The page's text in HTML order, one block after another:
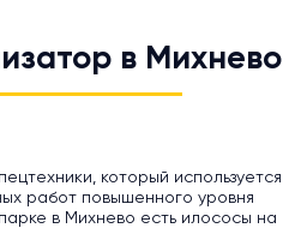
в Михнево
который используется
работ повышенного уровня
в Михнево есть илососы на